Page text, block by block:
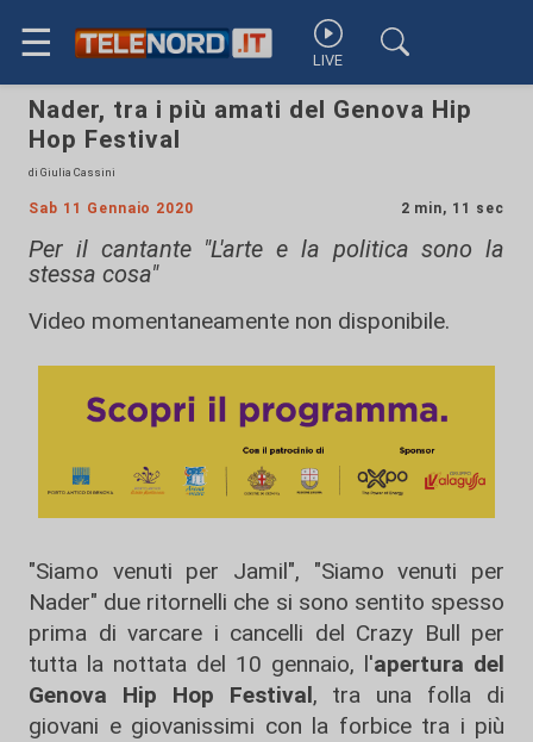
☰ LIVE
Nader, tra i più amati del Genova Hip
Hop Festival
di Giulia Cassini
Sab 11 Gennaio 2020 2 min, 11 sec
Per il cantante "L'arte e la politica sono la
stessa cosa"
Video momentaneamente non disponibile.
"Siamo venuti per Jamil", "Siamo venuti per
Nader" due ritornelli che si sono sentito spesso
prima di varcare i cancelli del Crazy Bull per
tutta la nottata del 10 gennaio, l'apertura del
Genova Hip Hop Festival, tra una folla di
giovani e giovanissimi con la forbice tra i più